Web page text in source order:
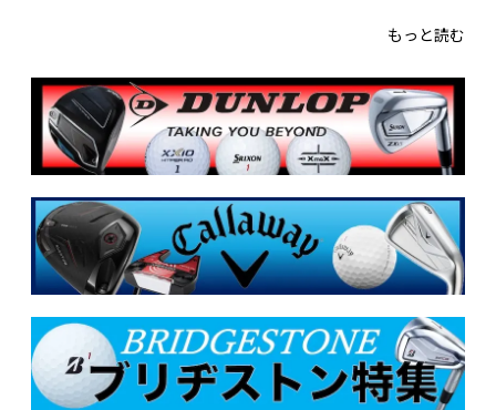
もっと読む